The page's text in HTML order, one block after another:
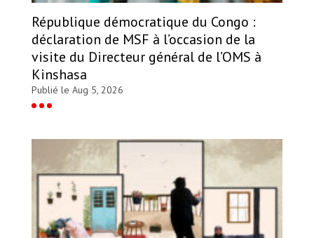
République démocratique du Congo :
déclaration de MSF à l’occasion de la
visite du Directeur général de l’OMS à
Kinshasa
Publié le Aug 5, 2026